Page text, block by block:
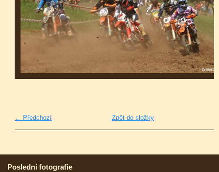
← Předchozí Zpět do složky
Poslední fotografie